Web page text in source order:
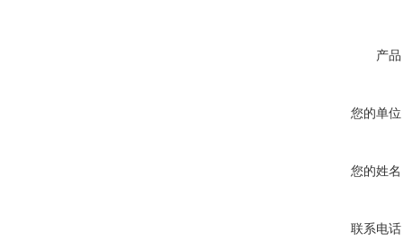
产品
您的单位
您的姓名
联系电话